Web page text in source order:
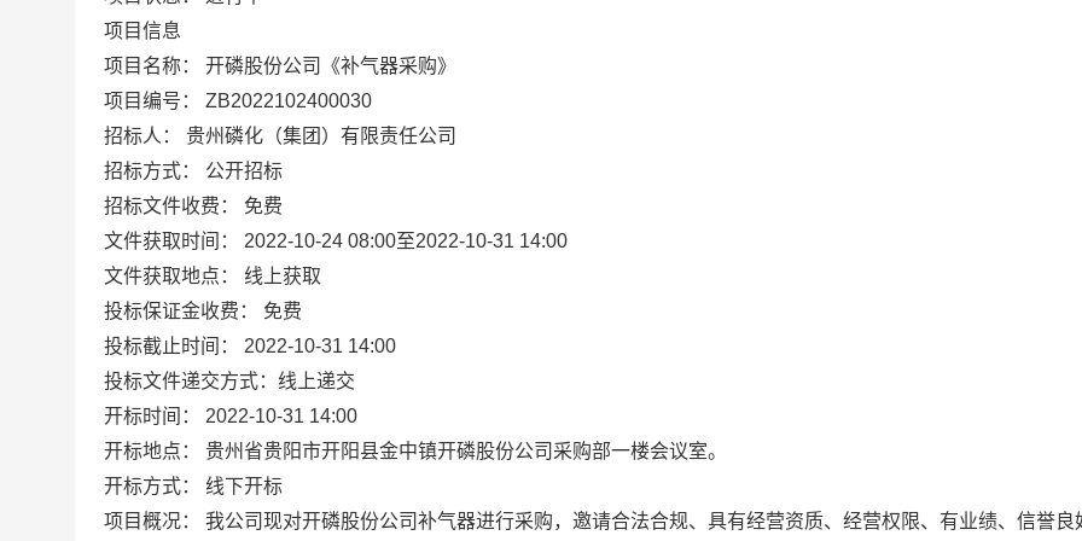
项目信息
项目名称：
开磷股份公司《补气器采购》
项目编号：
ZB2022102400030
招标人：
贵州磷化（集团）有限责任公司
招标方式：
公开招标
招标文件收费：
免费
文件获取时间：
2022-10-24 08:00至2022-10-31 14:00
文件获取地点：
线上获取
投标保证金收费：
免费
投标截止时间：
2022-10-31 14:00
投标文件递交方式： 线上递交
开标时间：
2022-10-31 14:00
开标地点：
贵州省贵阳市开阳县金中镇开磷股份公司采购部一楼会议室。
开标方式：
线下开标
项目概况：
我公司现对开磷股份公司补气器进行采购，邀请合法合规、具有经营资质、经营权限、有业绩、信誉良